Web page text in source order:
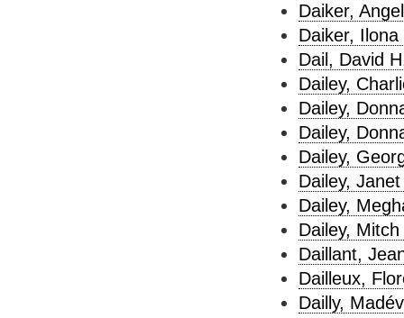
Daiker,
Daiker, Ilona
Dail, David
Dailey,
Dailey,
Dailey,
Dailey,
Dailey,
Dailey,
Dailey,
Daillant,
Dailleux,
Dailly,